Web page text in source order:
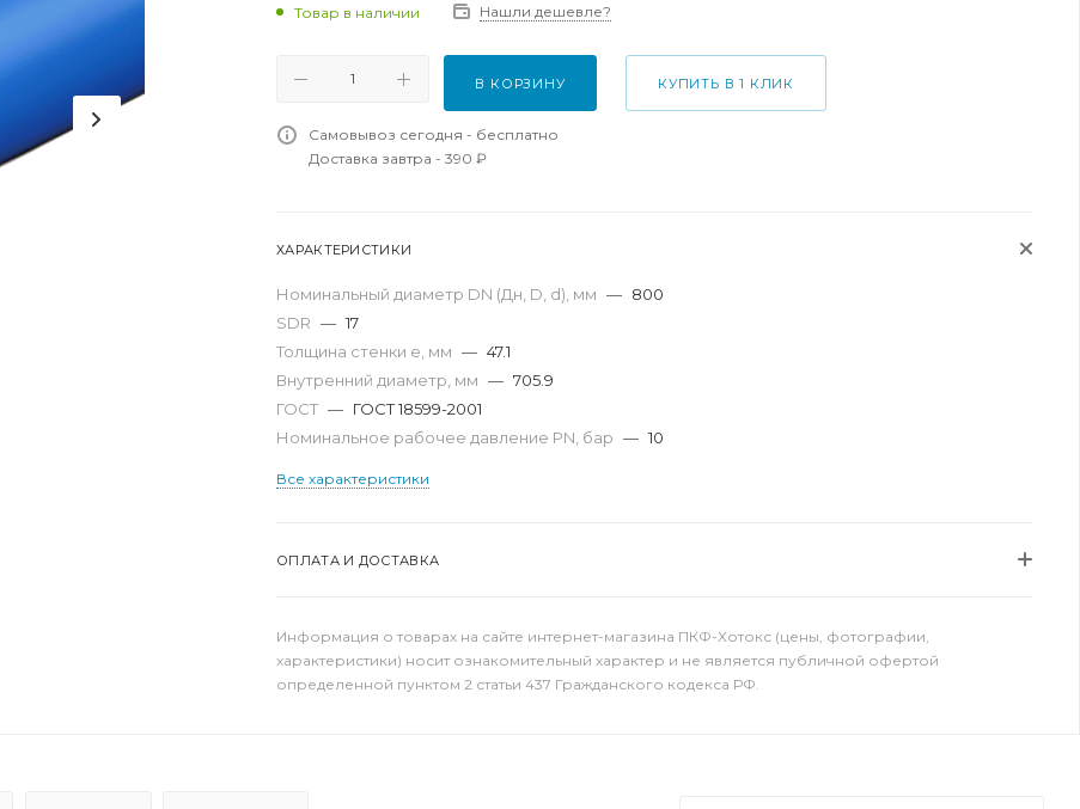
Товар в наличии Нашли дешевле?
В КОРЗИНУ КУПИТЬ В 1 КЛИК
Самовывоз сегодня - бесплатно
Доставка завтра - 390 ₽
ХАРАКТЕРИСТИКИ
Номинальный диаметр DN (Дн, D, d), мм — 800
SDR — 17
Толщина стенки e, мм — 47.1
Внутренний диаметр, мм — 705.9
ГОСТ — ГОСТ 18599-2001
Номинальное рабочее давление PN, бар — 10
Все характеристики
ОПЛАТА И ДОСТАВКА
Информация о товарах на сайте интернет-магазина ПКФ-Хотокс (цены, фотографии,
характеристики) носит ознакомительный характер и не является публичной офертой
определенной пунктом 2 статьи 437 Гражданского кодекса РФ.